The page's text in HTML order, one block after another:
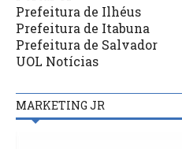
Prefeitura de Ilhéus
Prefeitura de Itabuna
Prefeitura de Salvador
UOL Notícias
MARKETING JR